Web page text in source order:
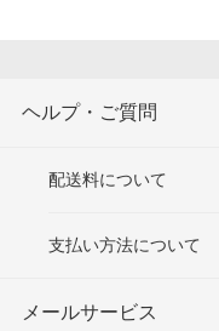
ヘルプ・ご質問
配送料について
支払い方法について
メールサービス